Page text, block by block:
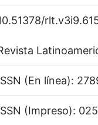
(En línea):
(Impreso):